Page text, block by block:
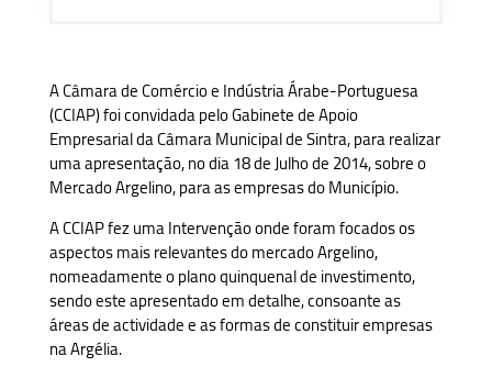
A Câmara de Comércio e Indústria Árabe-Portuguesa
(CCIAP) foi convidada pelo Gabinete de Apoio
Empresarial da Câmara Municipal de Sintra, para realizar
uma apresentação, no dia 18 de Julho de 2014, sobre o
Mercado Argelino, para as empresas do Município.
A CCIAP fez uma Intervenção onde foram focados os
aspectos mais relevantes do mercado Argelino,
nomeadamente o plano quinquenal de investimento,
sendo este apresentado em detalhe, consoante as
áreas de actividade e as formas de constituir empresas
na Argélia.